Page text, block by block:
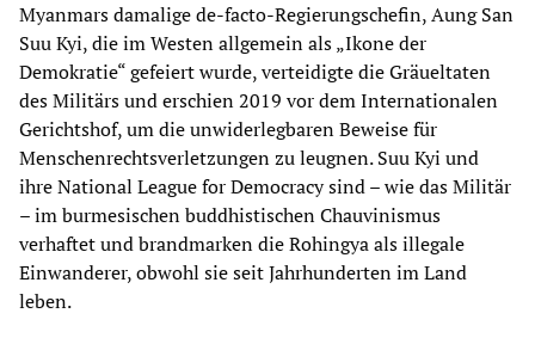
Myanmars damalige de-facto-Regierungschefin, Aung San
Suu Kyi, die im Westen allgemein als „Ikone der
Demokratie“ gefeiert wurde, verteidigte die Gräueltaten
des Militärs und erschien 2019 vor dem Internationalen
Gerichtshof, um die unwiderlegbaren Beweise für
Menschenrechtsverletzungen zu leugnen. Suu Kyi und
ihre National League for Democracy sind – wie das Militär
– im burmesischen buddhistischen Chauvinismus
verhaftet und brandmarken die Rohingya als illegale
Einwanderer, obwohl sie seit Jahrhunderten im Land
leben.